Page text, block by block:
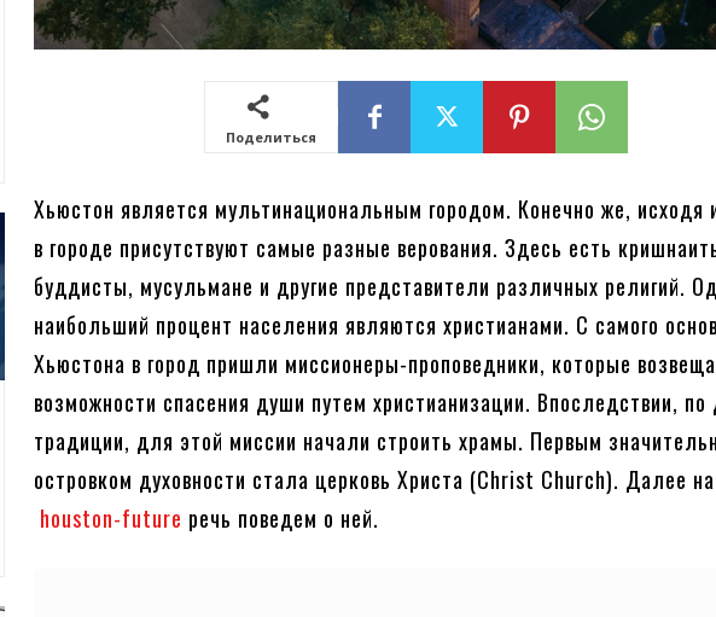
Поделиться
Хьюстон является мультинациональным городом. Конечно же, исходя
в городе присутствуют самые разные верования. Здесь есть
буддисты, мусульмане и другие представители различных религий.
наибольший процент населения являются христианами. С самого
Хьюстона в город пришли миссионеры-проповедники, которые
возможности спасения души путем христианизации. Впоследствии, по
традиции, для этой миссии начали строить храмы. Первым
островком духовности стала церковь Христа (Christ Church). Далее на
houston-future речь поведем о ней.